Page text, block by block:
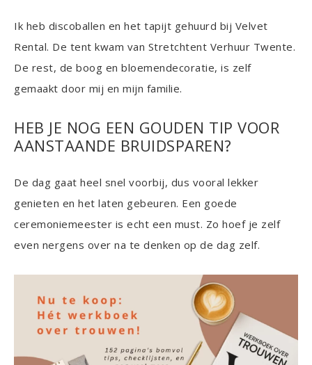
Ik heb discoballen en het tapijt gehuurd bij Velvet
Rental. De tent kwam van Stretchtent Verhuur Twente.
De rest, de boog en bloemendecoratie, is zelf
gemaakt door mij en mijn familie.
HEB JE NOG EEN GOUDEN TIP VOOR
AANSTAANDE BRUIDSPAREN?
De dag gaat heel snel voorbij, dus vooral lekker
genieten en het laten gebeuren. Een goede
ceremoniemeester is echt een must. Zo hoef je zelf
even nergens over na te denken op de dag zelf.